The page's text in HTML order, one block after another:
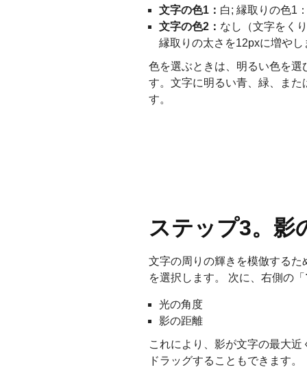
文字の色1： 白; 縁取りの色1
文字の色2： なし（文字をく
縁取りの太さを12pxに増やし
色を選ぶときは、明るい色を
す。文字に明るい青、緑、ま
す。
ステップ3。影
文字の周りの輝きを模倣する
を選択します。 次に、右側の「
光の角度
影の距離
これにより、影が文字の最大
ドラッグすることもできます。